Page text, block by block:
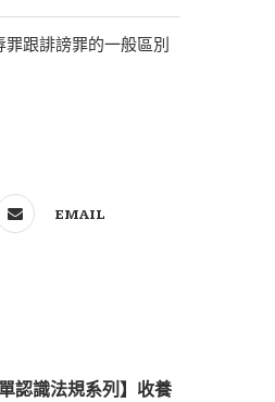
罪跟誹謗罪的一般區別
EMAIL
單認識法規系列】收養